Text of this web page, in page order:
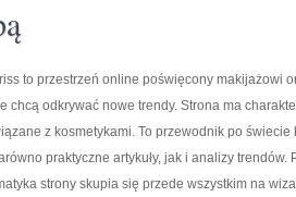
to przestrzeń online poświęcony makijażowi
chcą odkrywać nowe trendy. Strona ma
z kosmetykami. To przewodnik po świecie
praktyczne artykuły, jak i analizy
strony skupia się przede wszystkim na